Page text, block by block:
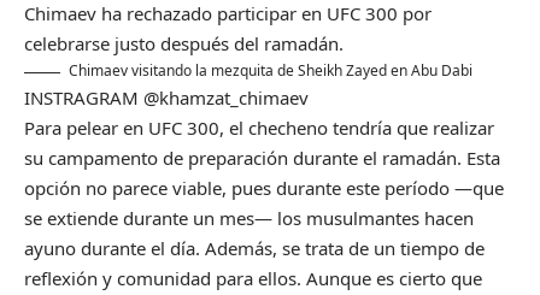
Chimaev ha rechazado participar en UFC 300 por
celebrarse justo después del ramadán.
Chimaev visitando la mezquita de Sheikh Zayed en Abu Dabi
INSTRAGRAM @khamzat_chimaev
Para pelear en UFC 300, el checheno tendría que realizar
su campamento de preparación durante el ramadán. Esta
opción no parece viable, pues durante este período —que
se extiende durante un mes— los musulmantes hacen
ayuno durante el día. Además, se trata de un tiempo de
reflexión y comunidad para ellos. Aunque es cierto que